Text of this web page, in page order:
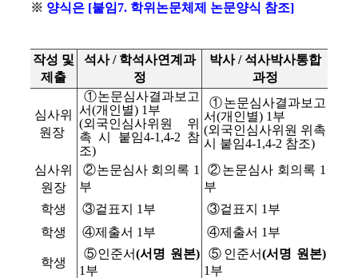
※ 양식은 [붙임7. 학위논문체제 논문양식 참조]
작성 및
제출
석사 / 학석사연계과
정
박사 / 석사박사통합
과정
심사위
원장
①논문심사결과보고
서(개인별) 1부
(외국인심사위원 위
촉 시 붙임4-1,4-2 참
조)
①논문심사결과보고
서(개인별) 1부
(외국인심사위원 위촉
시 붙임4-1,4-2 참조)
심사위
원장
②논문심사 회의록 1
부
②논문심사 회의록 1
부
학생
③겉표지 1부
③겉표지 1부
학생
④제출서 1부 ④제출서 1부
학생
⑤인준서(서명 원본)
1부
⑤인준서(서명 원본)
1부